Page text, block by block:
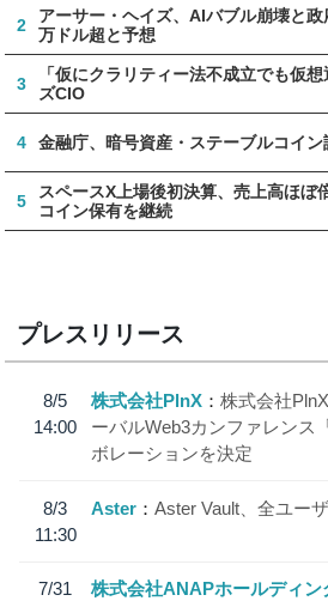
2
アーサー・ヘイズ、AIバブル崩壊と
万ドル超と予想
3
「仮にクラリティー法不成立でも仮
ズCIO
4 金融庁、暗号資産・ステーブルコイ
5
スペースX上場後初決算、売上高ほ
コイン保有を継続
プレスリリース
8/5
14:00
株式会社PlnX
株式会社
ーバルWeb3カンファレンス
ボレーションを決定
8/3
11:30
Aster Aster Vault、全ユー
7/31
株式会社ANAPホールディン